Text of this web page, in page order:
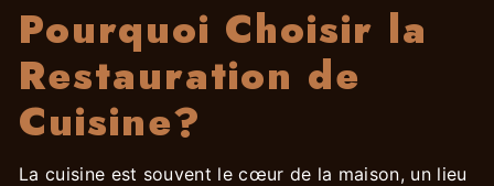
Pourquoi Choisir la
Restauration de
Cuisine?
La cuisine est souvent le cœur de la maison, un lieu